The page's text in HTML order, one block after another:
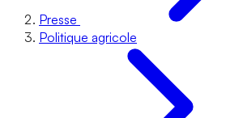
Presse
Politique agricole